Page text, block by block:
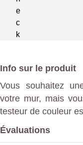
Info sur le produit
Vous souhaitez
votre mur, mais
testeur de couleur
Évaluations